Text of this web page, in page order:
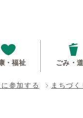
・福祉 ごみ・
参加する まちづく